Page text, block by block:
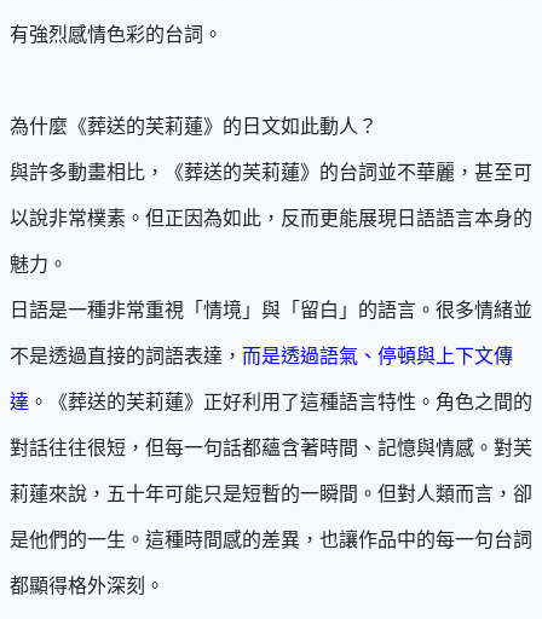
有強烈感情色彩的台詞。
為什麼《葬送的芙莉蓮》的日文如此動人？
與許多動畫相比，《葬送的芙莉蓮》的台詞並不華麗，甚至可
以說非常樸素。但正因為如此，反而更能展現日語語言本身的
魅力。
日語是一種非常重視「情境」與「留白」的語言。很多情緒並
不是透過直接的詞語表達， 而是透過語氣、停頓與上下文傳
達 。《葬送的芙莉蓮》正好利用了這種語言特性。角色之間的
對話往往很短，但每一句話都蘊含著時間、記憶與情感。對芙
莉蓮來說，五十年可能只是短暫的一瞬間。但對人類而言，卻
是他們的一生。這種時間感的差異，也讓作品中的每一句台詞
都顯得格外深刻。